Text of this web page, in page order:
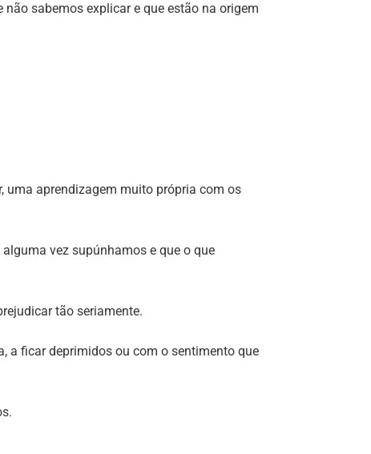
sabemos explicar e que estão na origem
uma aprendizagem muito própria com os
vez supúnhamos e que o que
tão seriamente.
a ficar deprimidos ou com o sentimento que